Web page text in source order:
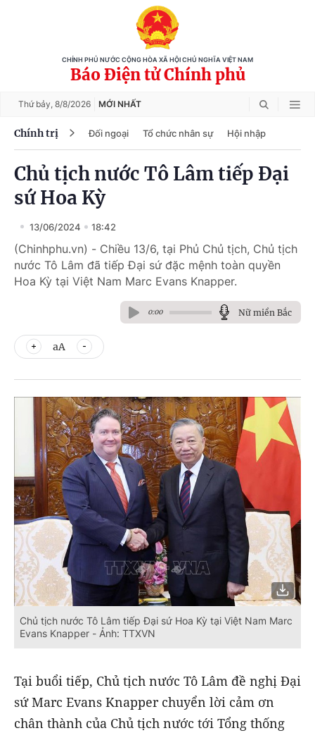
CHÍNH PHỦ NƯỚC CỘNG HÒA XÃ HỘI CHỦ NGHĨA VIỆT NAM
Báo Điện tử Chính phủ
Thứ bảy, 8/8/2026 MỚI NHẤT
Chính trị Đối ngoại Tổ chức nhân sự Hội nhập
Chủ tịch nước Tô Lâm tiếp Đại
sứ Hoa Kỳ
13/06/2024 18:42
(Chinhphu.vn) - Chiều 13/6, tại Phủ Chủ tịch, Chủ tịch
nước Tô Lâm đã tiếp Đại sứ đặc mệnh toàn quyền
Hoa Kỳ tại Việt Nam Marc Evans Knapper.
0:00 Nữ miền Bắc
aA
Chủ tịch nước Tô Lâm tiếp Đại sứ Hoa Kỳ tại Việt Nam Marc
Evans Knapper - Ảnh: TTXVN
Tại buổi tiếp, Chủ tịch nước Tô Lâm đề nghị Đại
sứ Marc Evans Knapper chuyển lời cảm ơn
chân thành của Chủ tịch nước tới Tổng thống